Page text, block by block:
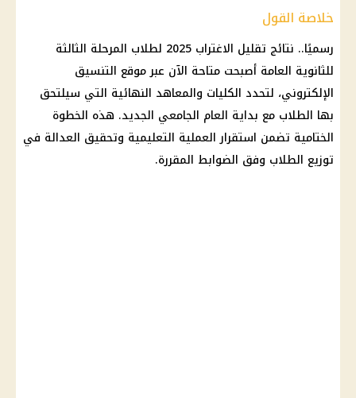
خلاصة القول
رسميًا.. نتائج تقليل الاغتراب 2025
لطلاب المرحلة الثالثة
للثانوية العامة أصبحت متاحة الآن عبرموقع التنسيق
الإلكتروني، لتحدد الكليات والمعاهد النهائية التي سيلتحق
بها الطلاب مع بداية العام الجامعي الجديد. هذه الخطوة
الختامية تضمن استقرار العملية التعليمية وتحقيق العدالة في
توزيع الطلاب وفق الضوابط المقررة.